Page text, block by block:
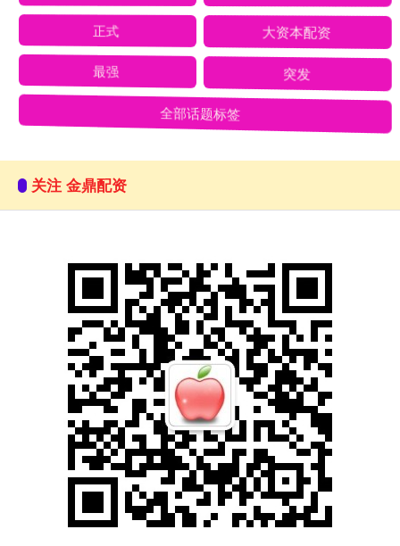
正式 大资本配资
最强 突发
全部话题标签
关注 金鼎配资